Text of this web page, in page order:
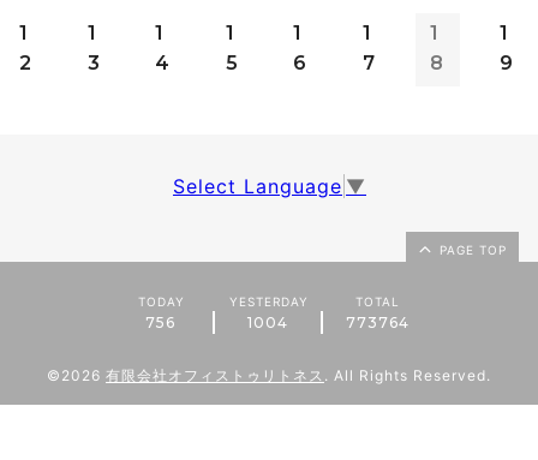
1
2
1
3
1
4
1
5
1
6
1
7
1
8
1
9
Select Language ▼
PAGE TOP
TODAY
756
YESTERDAY
1004
TOTAL
773764
©2026 有限会社オフィストゥリトネス . All Rights Reserved.